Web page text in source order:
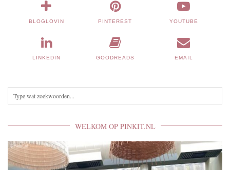
BLOGLOVIN PINTEREST YOUTUBE
LINKEDIN GOODREADS EMAIL
WELKOM OP PINKIT.NL